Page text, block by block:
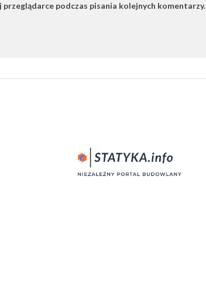
podczas pisania kolejnych komentarzy.